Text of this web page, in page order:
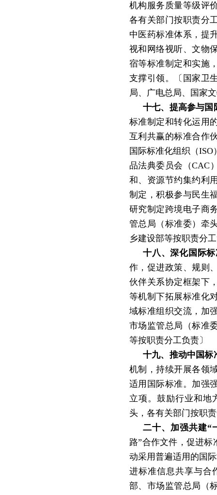
机构服务质量等级评
各有关部门按职责分
中医药标准体系，提
视和网络视听、文物
宿等标准制定和实施
支撑引领。〔国家卫
局、广电总局、国家
十七、提高参与国
标准制定和转化运用
互利共赢的标准合作
国际标准化组织（ISO
品法典委员会（CAC
和、资源节约集约利
制定，积极参与民生
研究制定跨境电子商
管总局（标准委）牵
乡建设部等按职责分
十八、深化国际
作，促进政策、规则
伙伴关系协定框架下
等机制下拓展标准化
域标准组织交流，加
市场监管总局（标准
等按职责分工负责〕
十九、推动中国标
机制，持续开展各领
适用国际标准。加强
立项。鼓励行业和地
头，各有关部门按职
二十、加强共建“
路”合作文件，促进
动采用普遍适用的国
进标准信息共享与合
部、市场监管总局（